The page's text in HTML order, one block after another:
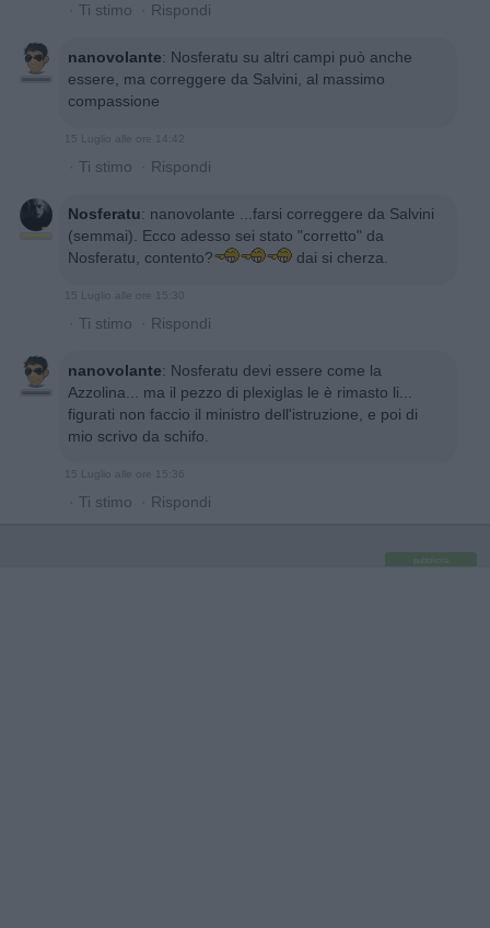
· Ti stimo · Rispondi
nanovolante: Nosferatu su altri campi può anche
essere, ma correggere da Salvini, al massimo
compassione
15 Luglio alle ore 14:42
· Ti stimo · Rispondi
Nosferatu: nanovolante ...farsi correggere da Salvini
(semmai). Ecco adesso sei stato "corretto" da
Nosferatu, contento?
dai si cherza.
15 Luglio alle ore 15:30
· Ti stimo · Rispondi
nanovolante: Nosferatu devi essere come la
Azzolina... ma il pezzo di plexiglas le è rimasto li...
figurati non faccio il ministro dell'istruzione, e poi di
mio scrivo da schifo.
15 Luglio alle ore 15:36
· Ti stimo · Rispondi
pubblicità